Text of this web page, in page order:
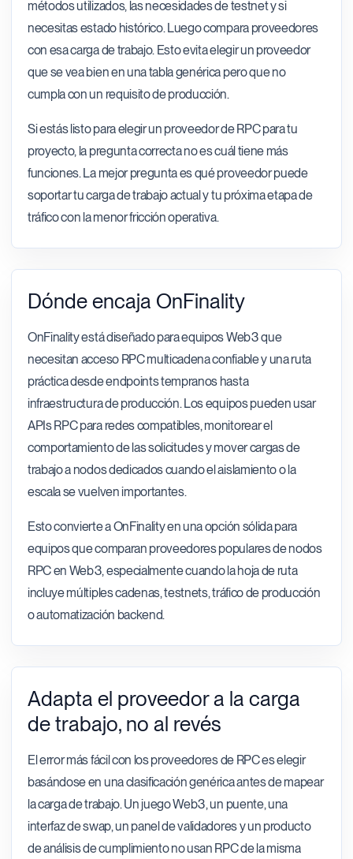
métodos utilizados, las necesidades de testnet y si
necesitas estado histórico. Luego compara proveedores
con esa carga de trabajo. Esto evita elegir un proveedor
que se vea bien en una tabla genérica pero que no
cumpla con un requisito de producción.
Si estás listo para elegir un proveedor de RPC para tu
proyecto, la pregunta correcta no es cuál tiene más
funciones. La mejor pregunta es qué proveedor puede
soportar tu carga de trabajo actual y tu próxima etapa de
tráfico con la menor fricción operativa.
Dónde encaja OnFinality
OnFinality está diseñado para equipos Web3 que
necesitan acceso RPC multicadena confiable y una ruta
práctica desde endpoints tempranos hasta
infraestructura de producción. Los equipos pueden usar
APIs RPC para redes compatibles, monitorear el
comportamiento de las solicitudes y mover cargas de
trabajo a nodos dedicados cuando el aislamiento o la
escala se vuelven importantes.
Esto convierte a OnFinality en una opción sólida para
equipos que comparan proveedores populares de nodos
RPC en Web3, especialmente cuando la hoja de ruta
incluye múltiples cadenas, testnets, tráfico de producción
o automatización backend.
Adapta el proveedor a la carga
de trabajo, no al revés
El error más fácil con los proveedores de RPC es elegir
basándose en una clasificación genérica antes de mapear
la carga de trabajo. Un juego Web3, un puente, una
interfaz de swap, un panel de validadores y un producto
de análisis de cumplimiento no usan RPC de la misma